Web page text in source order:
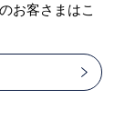
お客さまはこ